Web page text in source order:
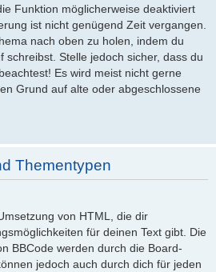
Funktion möglicherweise deaktiviert
ist nicht genügend Zeit vergangen.
nach oben zu holen, indem du
schreibst. Stelle jedoch sicher, dass du
Es wird meist nicht gerne
Grund auf alte oder abgeschlossene
Thementypen
von HTML, die dir
für deinen Text gibt. Die
BBCode werden durch die Board-
jedoch auch durch dich für jeden